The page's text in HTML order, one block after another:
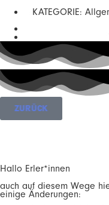
KATEGORIE:
ZURÜCK
Hallo Erler*innen
auch auf diesem Wege
einige Änderungen: